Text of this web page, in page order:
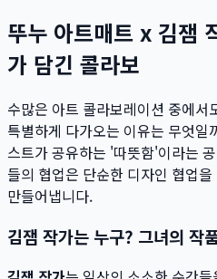
뚜누 아트매트 x 김잼
가 담긴 콜라보
수많은 아트 콜라보레이션 중에서
특별하게 다가오는 이유는 무엇일
스트가 공유하는 '따뜻함'이라는
들의 협업은 단순한 디자인 협업
만들어냅니다.
김잼 작가는 누구? 그녀의 작